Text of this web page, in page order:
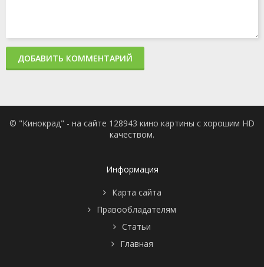
ДОБАВИТЬ КОММЕНТАРИЙ
© "Кинокрад" - на сайте 128943 кино картины с хорошим HD
качеством.
Информация
Карта сайта
Правообладателям
Статьи
Главная